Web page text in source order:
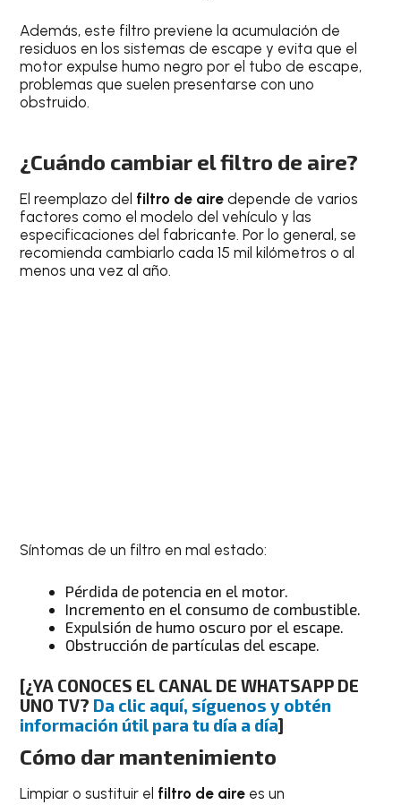
Además, este filtro previene la acumulación de
residuos en los sistemas de escape y evita que el
motor expulse humo negro por el tubo de escape,
problemas que suelen presentarse con uno
obstruido.
¿Cuándo cambiar el filtro de aire?
El reemplazo del filtro de aire depende de varios
factores como el modelo del vehículo y las
especificaciones del fabricante. Por lo general, se
recomienda cambiarlo cada 15 mil kilómetros o al
menos una vez al año.
Síntomas de un filtro en mal estado:
Pérdida de potencia en el motor.
Incremento en el consumo de combustible.
Expulsión de humo oscuro por el escape.
Obstrucción de partículas del escape.
[¿YA CONOCES EL CANAL DE WHATSAPP DE
UNO TV? Da clic aquí, síguenos y obtén
información útil para tu día a día]
Cómo dar mantenimiento
Limpiar o sustituir el filtro de aire es un